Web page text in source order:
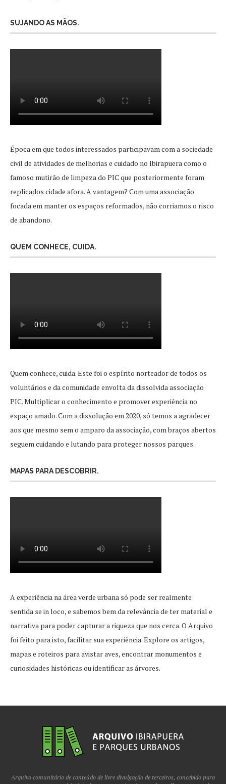
SUJANDO AS MÃOS.
Época em que todos interessados participavam com a sociedade
civil de atividades de melhorias e cuidado no Ibirapuera como o
famoso mutirão de limpeza do PIC que posteriormente foram
replicados cidade afora. A vantagem? Com uma associação
focada em manter os espaços reformados, não corriamos o risco
de abandono.
QUEM CONHECE, CUIDA.
Quem conhece, cuida. Este foi o espírito norteador de todos os
voluntários e da comunidade envolta da dissolvida associação
PIC. Multiplicar o conhecimento e promover experiência no
espaço amado. Com a dissolução em 2020, só temos a agradecer
aos que mesmo sem o amparo da associação, com braços abertos
seguem cuidando e lutando para proteger nossos parques.
MAPAS PARA DESCOBRIR.
A experiência na área verde urbana só pode ser realmente
sentida se in loco, e sabemos bem da relevância de ter material e
narrativa para poder capturar a riqueza que nos cerca. O Arquivo
foi feito para isto, facilitar sua experiência. Explore os artigos,
mapas e roteiros para avistar aves, encontrar monumentos e
curiosidades históricas ou identificar as árvores.
Arquivo comunitário de conteúdo de livre divulgação de terceiros, concebido para